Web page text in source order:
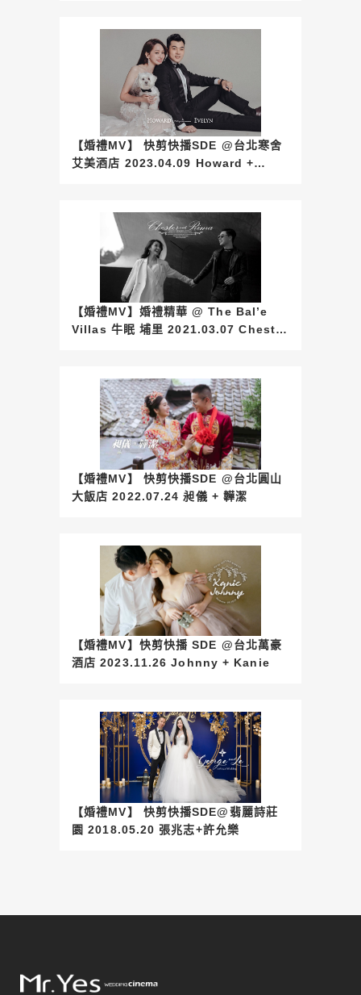
【婚禮MV】 快剪快播SDE @台北寒舍
艾美酒店 2023.04.09 Howard +
【婚禮MV】婚禮精華 @ The Bal’e
Villas 牛眠 埔里 2021.03.07 Chester
【婚禮MV】 快剪快播SDE @台北圓山
大飯店 2022.07.24 昶儀 + 韡潔
【婚禮MV】快剪快播 SDE @台北萬豪
酒店 2023.11.26 Johnny + Kanie
【婚禮MV】 快剪快播SDE@翡麗詩莊
園 2018.05.20 張兆志+許允樂